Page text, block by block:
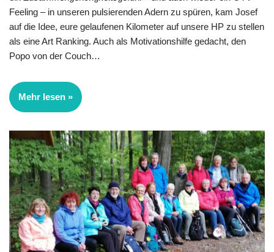
Feeling – in unseren pulsierenden Adern zu spüren, kam Josef
auf die Idee, eure gelaufenen Kilometer auf unsere HP zu stellen
als eine Art Ranking. Auch als Motivationshilfe gedacht, den
Popo von der Couch…
Mehr lesen »